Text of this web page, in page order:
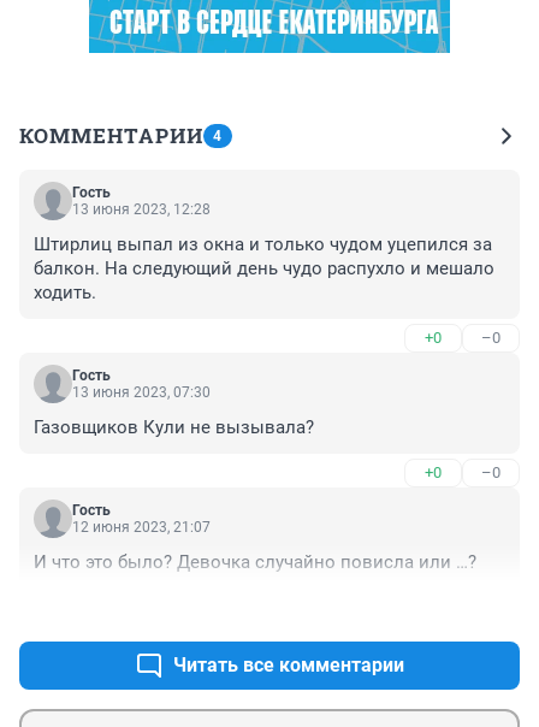
КОММЕНТАРИИ 4
Гость
13 июня 2023, 12:28
Штирлиц выпал из окна и только чудом уцепился за
балкон. На следующий день чудо распухло и мешало
ходить.
+0 –0
Гость
13 июня 2023, 07:30
Газовщиков Кули не вызывала?
+0 –0
Гость
12 июня 2023, 21:07
И что это было? Девочка случайно повисла или …?
Читать все комментарии